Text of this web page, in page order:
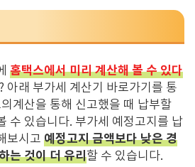
홈택스에서 미리 계산해 볼 수 있다
아래 부가세 계산기 바로가기를 통
계산을 통해 신고했을 때 납부할
수 있습니다. 부가세 예정고지를 납
보시고 예정고지 금액보다 낮은 경
는 것이 더 유리할 수 있습니다.